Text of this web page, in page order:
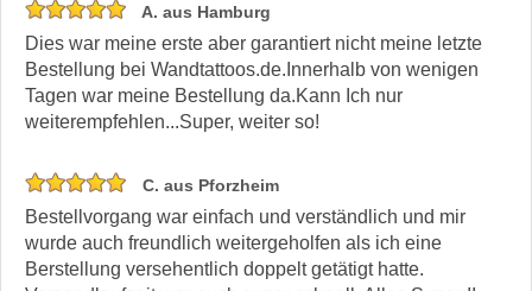
A. aus Hamburg
Dies war meine erste aber garantiert nicht meine letzte
Bestellung bei Wandtattoos.de.Innerhalb von wenigen
Tagen war meine Bestellung da.Kann Ich nur
weiterempfehlen...Super, weiter so!
C. aus Pforzheim
Bestellvorgang war einfach und verständlich und mir
wurde auch freundlich weitergeholfen als ich eine
Berstellung versehentlich doppelt getätigt hatte.